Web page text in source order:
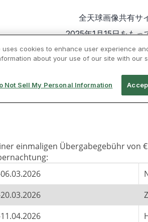
einmaligen Übergabegebühr von